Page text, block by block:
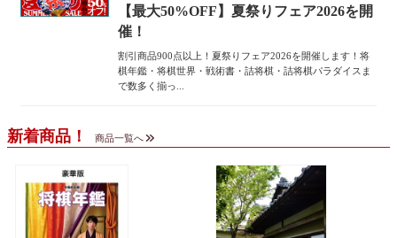
【最大50%OFF】夏祭りフェア2026を開
催！
割引商品900点以上！夏祭りフェア2026を開催します！将
棋年鑑・将棋世界・戦術書・詰将棋・詰将棋パラダイスま
で数多く揃っ...
新着商品！ 商品一覧へ